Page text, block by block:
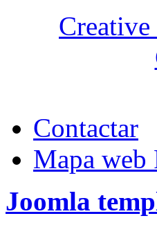
Contactar
Mapa web
Joomla